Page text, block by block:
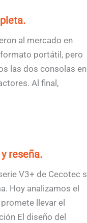
al mercado en
portátil, pero
las dos consolas en
Al final,
reseña.
V3+ de Cecotec
Hoy analizamos el
llevar el
El diseño del